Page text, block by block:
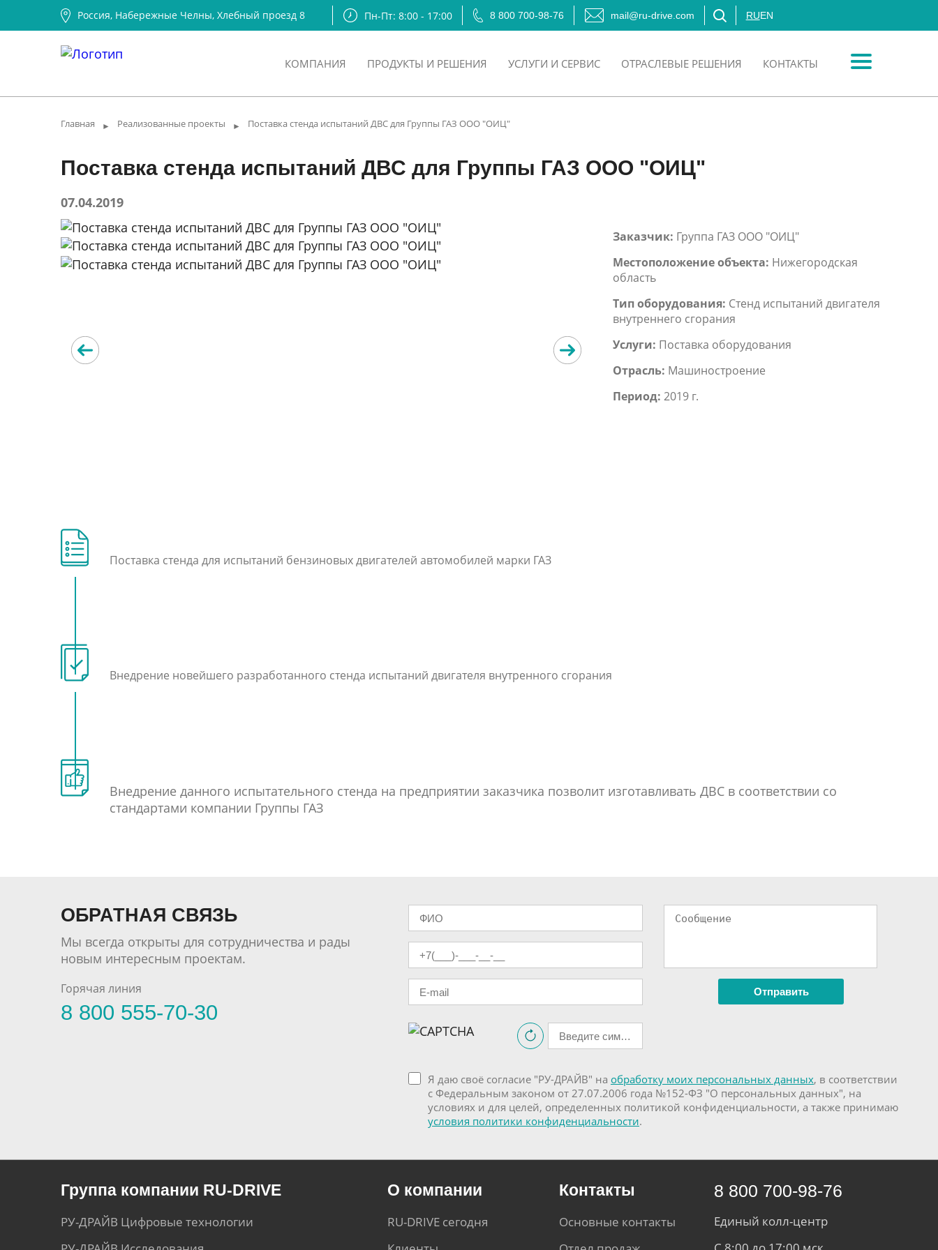
Россия, Набережные Челны, Хлебный проезд 8 Пн-Пт: 8:00 - 17:00 8 800 700-98-76 mail@ru-drive.com RUEN
КОМПАНИЯ ПРОДУКТЫ И РЕШЕНИЯ УСЛУГИ И СЕРВИС ОТРАСЛЕВЫЕ РЕШЕНИЯ КОНТАКТЫ
Главная ► Реализованные проекты ► Поставка стенда испытаний ДВС для Группы ГАЗ ООО "ОИЦ"
Поставка стенда испытаний ДВС для Группы ГАЗ ООО "ОИЦ"
07.04.2019
Заказчик: Группа ГАЗ ООО "ОИЦ"
Местоположение объекта: Нижегородская
область
Тип оборудования: Стенд испытаний двигателя
внутреннего сгорания
Услуги: Поставка оборудования
Отрасль: Машиностроение
Период: 2019 г.
Поставка стенда для испытаний бензиновых двигателей автомобилей марки ГАЗ
Внедрение новейшего разработанного стенда испытаний двигателя внутренного сгорания
Внедрение данного испытательного стенда на предприятии заказчика позволит изготавливать ДВС в соответствии со
стандартами компании Группы ГАЗ
ОБРАТНАЯ СВЯЗЬ
Мы всегда открыты для сотрудничества и рады
новым интересным проектам.
Горячая линия
8 800 555-70-30
Я даю своё согласие "РУ-ДРАЙВ" на обработку моих персональных данных, в соответствии
с Федеральным законом от 27.07.2006 года №152-ФЗ "О персональных данных", на
условиях и для целей, определенных политикой конфиденциальности, а также принимаю
условия политики конфиденциальности.
Группа компании RU-DRIVE
РУ-ДРАЙВ Цифровые технологии
О компании
RU-DRIVE сегодня
Контакты
Основные контакты
8 800 700-98-76
Единый колл-центр